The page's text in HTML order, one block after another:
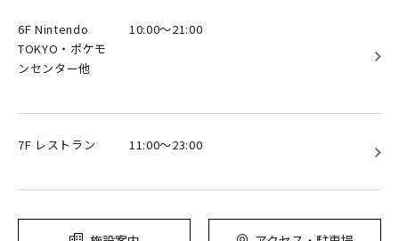
6F Nintendo
TOKYO・ポケモ
ンセンター他
10:00～21:00
7F レストラン 11:00～23:00